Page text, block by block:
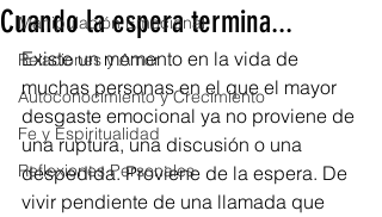
Manipulación Emocional
Relaciones y Amor
Autoconocimiento y Crecimiento
Fe y Espiritualidad
Reflexiones Personales
Cuando la espera termina...
Existe un momento en la vida de
muchas personas en el que el mayor
desgaste emocional ya no proviene de
una ruptura, una discusión o una
despedida. Proviene de la espera. De
vivir pendiente de una llamada que